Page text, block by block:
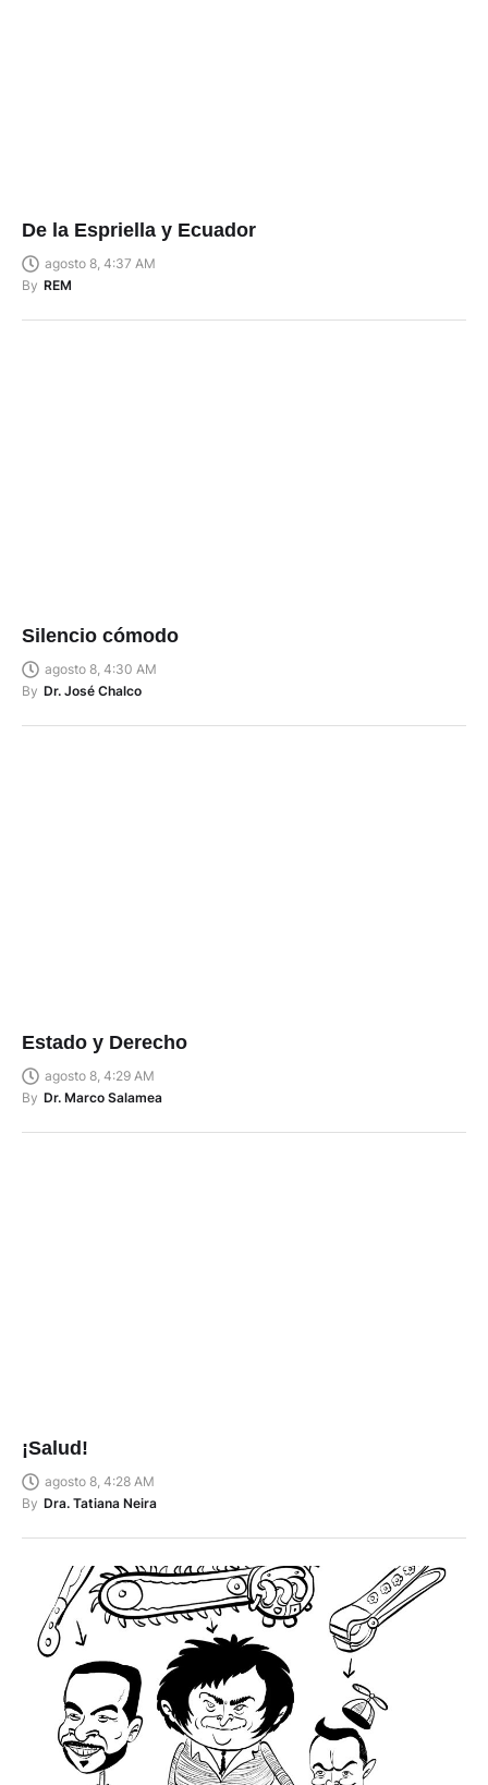
De la Espriella y Ecuador
agosto 8, 4:37 AM
By REM
Silencio cómodo
agosto 8, 4:30 AM
By Dr. José Chalco
Estado y Derecho
agosto 8, 4:29 AM
By Dr. Marco Salamea
¡Salud!
agosto 8, 4:28 AM
By Dra. Tatiana Neira